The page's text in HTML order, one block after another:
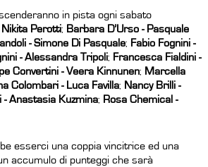
in pista ogni sabato
Nikita Perotti; Barbara D’Urso - Pasquale
- Simone Di Pasquale; Fabio Fognini -
- Alessandra Tripoli; Francesca Fialdini -
Convertini - Veera Kinnunen; Marcella
Colombari - Luca Favilla; Nancy Brilli -
- Anastasia Kuzmina; Rosa Chemical -
esserci una coppia vincitrice ed una
accumulo di punteggi che sarà